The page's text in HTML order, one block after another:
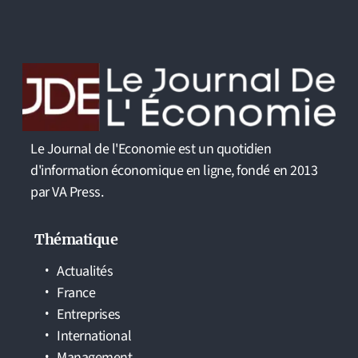
Le Journal de l'Economie est un quotidien
d'information économique en ligne, fondé en 2013
par VA Press.
Thématique
Actualités
France
Entreprises
International